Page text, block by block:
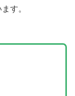
す。